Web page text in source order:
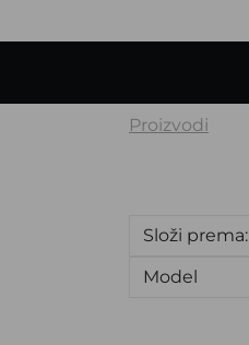
Proizvodi
Složi prema:
Model